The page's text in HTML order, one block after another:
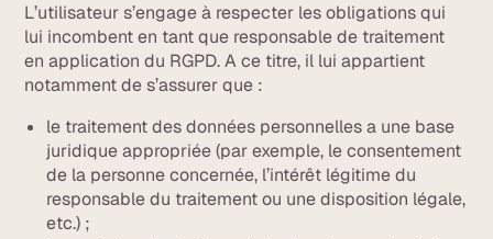
L’utilisateur s’engage à respecter les obligations qui
lui incombent en tant que responsable de traitement
en application du RGPD. A ce titre, il lui appartient
notamment de s’assurer que :
le traitement des données personnelles a une base
juridique appropriée (par exemple, le consentement
de la personne concernée, l’intérêt légitime du
responsable du traitement ou une disposition légale,
etc.) ;